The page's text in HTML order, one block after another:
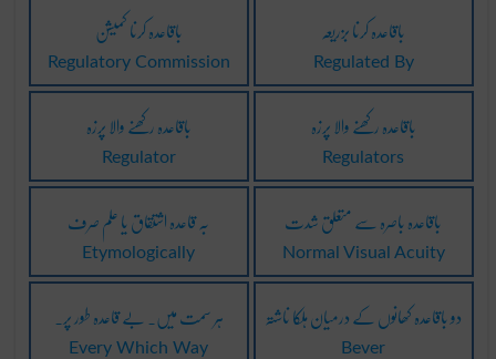
باقاعدہ کرنا کمیشن
Regulatory Commission
باقاعدہ کرنا بزریعہ
Regulated By
باقاعدہ رکھنے والا پرزہ
Regulator
باقاعدہ رکھنے والا پرزہ
Regulators
بہ قاعدہ اشتقاق یا علم صرف
Etymologically
باقاعدہ باصرہ سے متعلق شدت
Normal Visual Acuity
ہر سمت میں۔ بے قاعدہ طور پر۔
Every Which Way
دو باقاعدہ کھانوں کے درمیان ہلکا ناشتہ
Bever